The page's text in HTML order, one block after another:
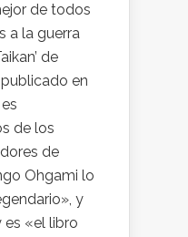
de todos
a la guerra
de
en
de los
de
Ohgami lo
y
es «el libro